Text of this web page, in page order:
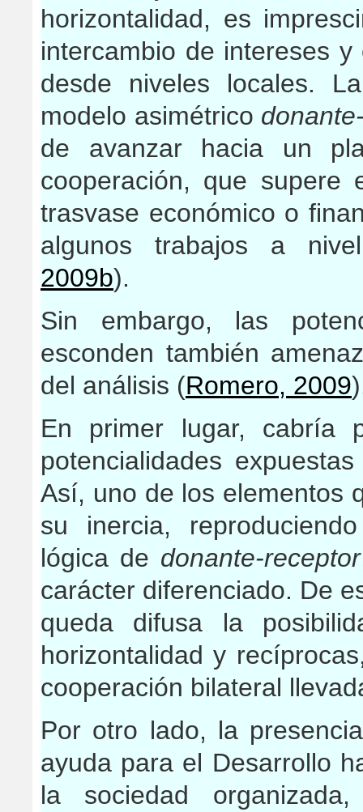
horizontalidad, es
intercambio de intereses
desde niveles locales.
modelo asimétrico
de avanzar hacia un
cooperación, que supere
trasvase económico o
algunos trabajos a
2009b).
Sin embargo, las
esconden también
del análisis (Romero, 2009
En primer lugar, cabría
potencialidades
Así, uno de los elementos
su inercia,
lógica de donante-receptor
carácter diferenciado. De
queda difusa la
horizontalidad y
cooperación bilateral
Por otro lado, la
ayuda para el Desarrollo
la sociedad